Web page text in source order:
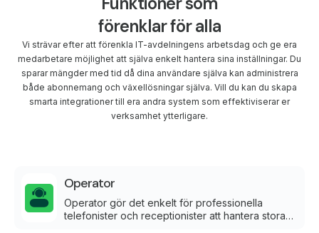
förenklar för alla
Vi strävar efter att förenkla IT-avdelningens arbetsdag och ge era
medarbetare möjlighet att själva enkelt hantera sina inställningar. Du
sparar mängder med tid då dina användare själva kan administrera
både abonnemang och växellösningar själva. Vill du kan du skapa
smarta integrationer till era andra system som effektiviserar er
verksamhet ytterligare.
Operator
Operator gör det enkelt för professionella
telefonister och receptionister att hantera stora